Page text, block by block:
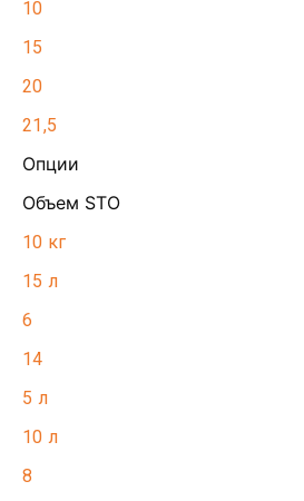
10
15
20
21,5
Опции
Объем STO
10 кг
15 л
6
14
5 л
10 л
8